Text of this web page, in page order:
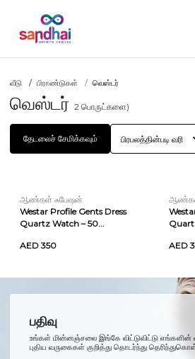
வீடு பிராண்டுகள் வெஸ்டர்
வெஸ்டர் 2 பொருட்களை)
தேடலைச் சேமிக்கவும்
ஆண்கள் ஃபேஷன்
Westar Profile Gents Dress
Quartz Watch – 50...
AED 350 AED
பதிவு
உங்கள் மின்னஞ்சலை இங்கே விட்டுவிட்டு எங்களின்
புதிய வருகைகள் குறித்து தொடர்ந்து